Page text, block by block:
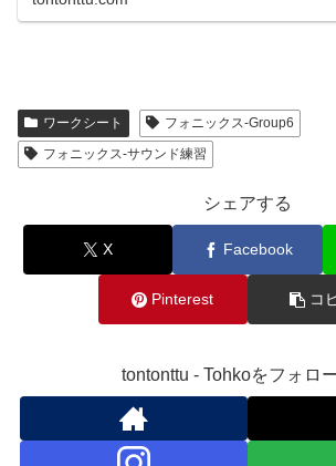
ワークシート
フォニックス-Group6
フォニックス-サウンド練習
シェアする
X Facebook
Pinterest コ
tontonttu - Tohkoをフォロ